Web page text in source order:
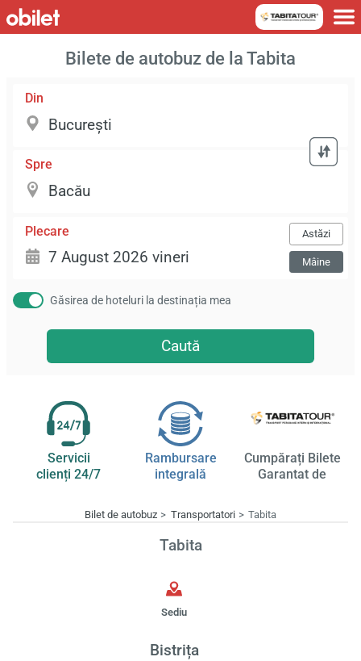
Bilete de autobuz de la Tabita
Din
Spre
Plecare Astăzi
Mâine
Găsirea de hoteluri la destinația mea
Caută
Servicii
clienți 24/7
Rambursare
integrală
Cumpărați Bilete
Garantat de
Bilet de autobuz Transportatori Tabita
Tabita
Sediu
Bistrița